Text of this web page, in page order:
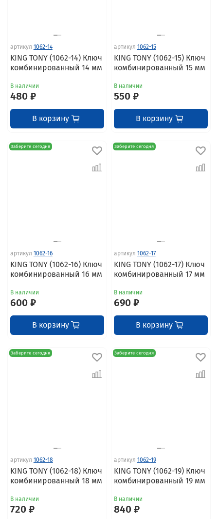
артикул 1062-14
KING TONY (1062-14) Ключ
комбинированный 14 мм
В наличии
480 ₽
В корзину
артикул 1062-15
KING TONY (1062-15) Ключ
комбинированный 15 мм
В наличии
550 ₽
В корзину
Заберите сегодня
артикул 1062-16
KING TONY (1062-16) Ключ
комбинированный 16 мм
В наличии
600 ₽
В корзину
Заберите сегодня
артикул 1062-17
KING TONY (1062-17) Ключ
комбинированный 17 мм
В наличии
690 ₽
В корзину
Заберите сегодня
артикул 1062-18
KING TONY (1062-18) Ключ
комбинированный 18 мм
В наличии
720 ₽
Заберите сегодня
артикул 1062-19
KING TONY (1062-19) Ключ
комбинированный 19 мм
В наличии
840 ₽